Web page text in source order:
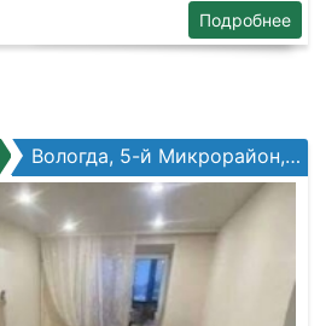
Подробнее
Вологда, 5-й Микрорайон, Архангельская ул, №12